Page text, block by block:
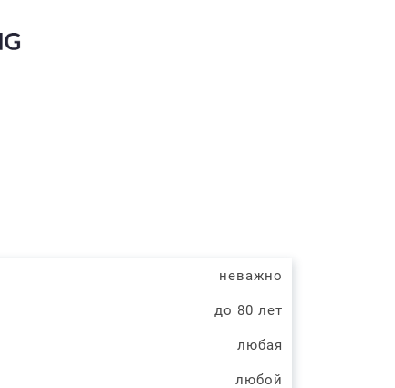
неважно
до 80 лет
любая
любой